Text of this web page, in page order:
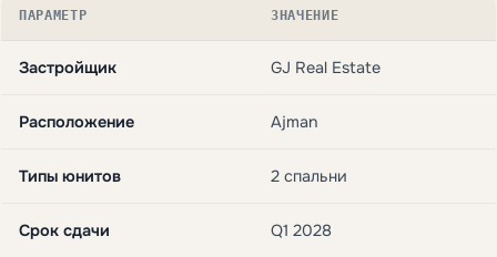
ПАРАМЕТР ЗНАЧЕНИЕ
Застройщик GJ Real Estate
Расположение Ajman
Типы юнитов 2 спальни
Срок сдачи Q1 2028